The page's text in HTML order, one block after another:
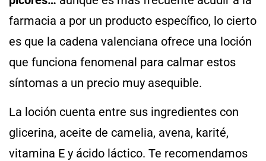
farmacia a por un producto específico, lo cierto
es que la cadena valenciana ofrece una loción
que funciona fenomenal para calmar estos
síntomas a un precio muy asequible.
La loción cuenta entre sus ingredientes con
glicerina, aceite de camelia, avena, karité,
vitamina E y ácido láctico. Te recomendamos